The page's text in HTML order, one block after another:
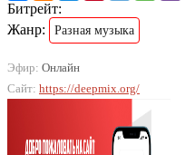
Битрейт:
Жанр:
Разная музыка
Эфир: Онлайн
Сайт: https://deepmix.org/